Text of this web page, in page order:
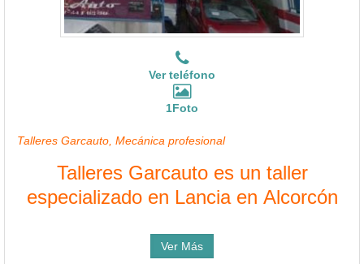
Ver teléfono
1Foto
Talleres Garcauto, Mecánica profesional
Talleres Garcauto es un taller
especializado en Lancia en Alcorcón
Ver Más